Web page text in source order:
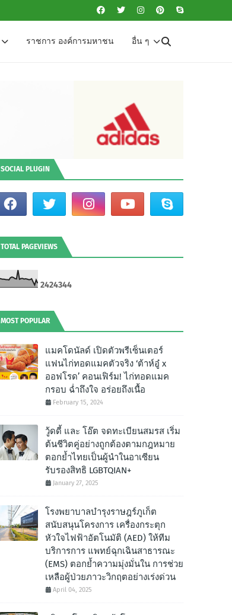
ราชการ องค์การมหาชน อื่น ๆ
SOCIAL PLUGIN
TOTAL PAGEVIEWS
2424344
MOST POPULAR
แมคโดนัลด์ เปิดตัวพรีเซ็นเตอร์
แฟนไก่ทอดแมคตัวจริง ‘ต้าห์อู๋ x
ออฟโรด’ คอนเฟิร์ม! ไก่ทอดแมค
กรอบ ฉํ่าถึงใจ อร่อยถึงเนื้อ
February 15, 2024
วู้ดดี้ และ โอ๊ต จดทะเบียนสมรส เริ่ม
ต้นชีวิตคู่อย่างถูกต้องตามกฎหมาย
ตอกย้ำไทยเป็นผู้นำในอาเซียน
รับรองสิทธิ LGBTQIAN+
January 27, 2025
โรงพยาบาลบำรุงราษฎร์ภูเก็ต
สนับสนุนโครงการ เครื่องกระตุก
หัวใจไฟฟ้าอัตโนมัติ (AED) ให้ทีม
บริการการ แพทย์ฉุกเฉินสาธารณะ
(EMS) ตอกย้ำความมุ่งมั่นใน การช่วย
เหลือผู้ป่วยภาวะวิกฤตอย่างเร่งด่วน
April 04, 2025